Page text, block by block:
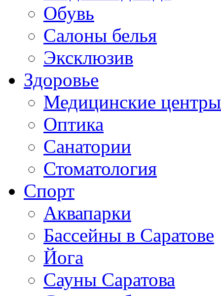
Обувь
Салоны белья
Эксклюзив
Здоровье
Медицинские центры
Оптика
Санатории
Стоматология
Спорт
Аквапарки
Бассейны в Саратове
Йога
Сауны Саратова